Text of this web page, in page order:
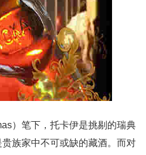
）笔下，托卡伊是挑剔的瑞典
族家中不可或缺的藏酒。而对